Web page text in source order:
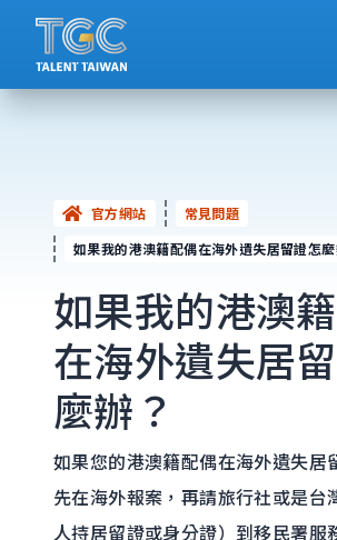
官方網站
常見問題
如果我的港澳籍配偶在海外遺失居留證怎麼
如果我的港澳
在海外遺失居
麼辦？
如果您的港澳籍配偶在海外遺失居
先在海外報案，再請旅行社或是台
人持居留證或身分證）到移民署服